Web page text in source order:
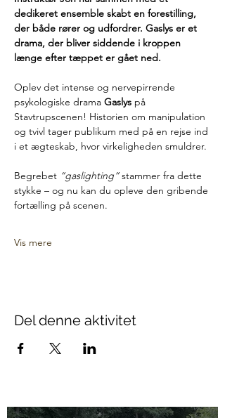
dedikeret ensemble skabt en forestilling,
der både rører og udfordrer. Gaslys er et
drama, der bliver siddende i kroppen
længe efter tæppet er gået ned.
Oplev det intense og nervepirrende
psykologiske drama Gaslys på
Stavtrupscenen! Historien om manipulation
og tvivl tager publikum med på en rejse ind
i et ægteskab, hvor virkeligheden smuldrer.
Begrebet “gaslighting” stammer fra dette
stykke – og nu kan du opleve den gribende
fortælling på scenen.
Vis mere
Del denne aktivitet